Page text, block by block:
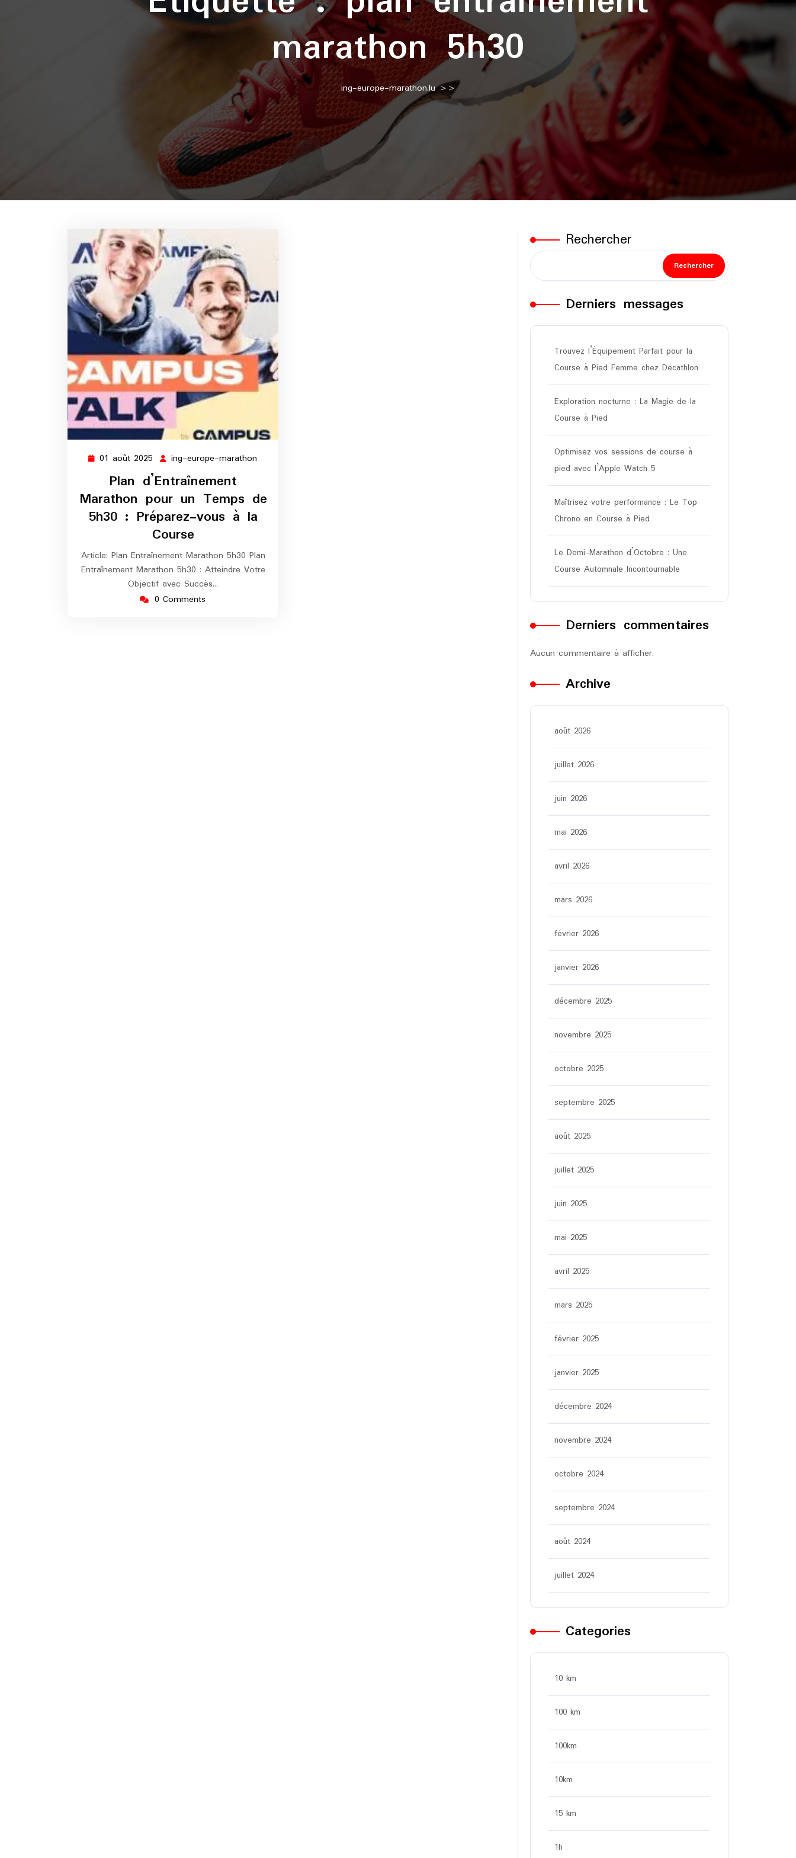
marathon 5h30
ing-europe-marathon.lu>>
01 août 2025 01
août
2025
ing-europe-marathon
Plan d’Entraînement
Marathon pour un Temps de
5h30 : Préparez-vous à la
Course
Article: Plan Entraînement Marathon 5h30 Plan
Entraînement Marathon 5h30 : Atteindre Votre
Objectif avec Succès…
0 Comments
Rechercher
Rechercher
Derniers messages
Trouvez l’Équipement Parfait pour la
Course à Pied Femme chez Decathlon
Exploration nocturne : La Magie de la
Course à Pied
Optimisez vos sessions de course à
pied avec l’Apple Watch 5
Maîtrisez votre performance : Le Top
Chrono en Course à Pied
Le Demi-Marathon d’Octobre : Une
Course Automnale Incontournable
Derniers commentaires
Aucun commentaire à afficher.
Archive
août 2026
juillet 2026
juin 2026
mai 2026
avril 2026
mars 2026
février 2026
janvier 2026
décembre 2025
novembre 2025
octobre 2025
septembre 2025
août 2025
juillet 2025
juin 2025
mai 2025
avril 2025
mars 2025
février 2025
janvier 2025
décembre 2024
novembre 2024
octobre 2024
septembre 2024
août 2024
juillet 2024
Categories
10 km
100 km
100km
10km
15 km
1h